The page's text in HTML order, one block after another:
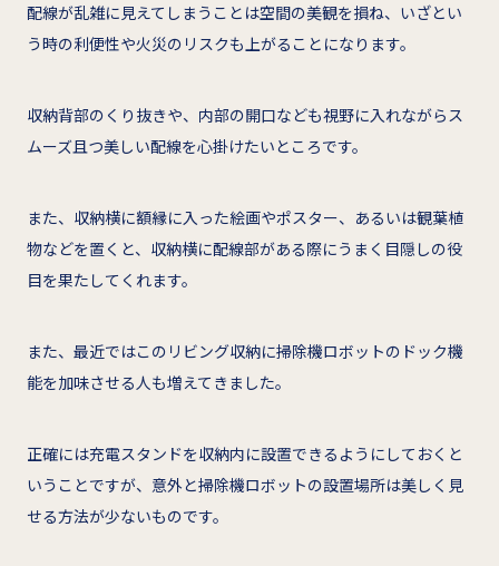
配線が乱雑に見えてしまうことは空間の美観を損ね、いざとい
う時の利便性や火災のリスクも上がることになります。
収納背部のくり抜きや、内部の開口なども視野に入れながらス
ムーズ且つ美しい配線を心掛けたいところです。
また、収納横に額縁に入った絵画やポスター、あるいは観葉植
物などを置くと、収納横に配線部がある際にうまく目隠しの役
目を果たしてくれます。
また、最近ではこのリビング収納に掃除機ロボットのドック機
能を加味させる人も増えてきました。
正確には充電スタンドを収納内に設置できるようにしておくと
いうことですが、意外と掃除機ロボットの設置場所は美しく見
せる方法が少ないものです。